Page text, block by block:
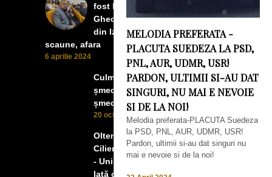
MELODIA PREFERATA -
PLACUTA SUEDEZA LA PSD,
PNL, AUR, UDMR, USR!
PARDON, ULTIMII SI-AU DAT
SINGURI, NU MAI E NEVOIE
SI DE LA NOI!
Melodia preferata-PLACUTA Suedeza
la PSD, PNL, AUR, UDMR, USR!
Pardon, ultimii si-au dat singuri nu
mai e nevoie si de la noi!
fost la concertul lui Tudor
Gheorghe. Lumea prea buna
din Izbiceni a avut un ecran si
scaune, afara
6 aprilie 2024
Culmea smecheriei! O mașină
șmecheră l-a trădat pe cel mai
șmecher oltean
20 octombrie 2022
Oltenii, Dăbulenii, Izbicenii,
Cilienii s-au înfrățit cu Puchenii
- Unii cu munca, alții cu profitul.
Iată ce a ieșit!